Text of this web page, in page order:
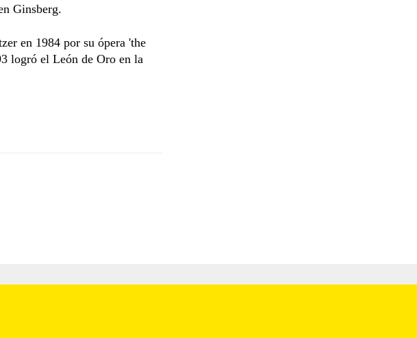
Ginsberg.
en 1984 por su ópera 'the
logró el León de Oro en la